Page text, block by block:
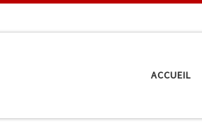
ACCUEIL